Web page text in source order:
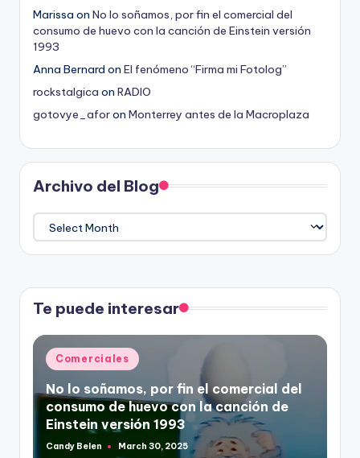
Marissa on No lo soñamos, por fin el comercial del
consumo de huevo con la canción de Einstein versión
1993
Anna Bernard on El fenómeno “Firma mi Fotolog”
rockstalgica on RADIO
gotovye_aforon Monterrey antes de la Macroplaza
Archivo del Blog
Archivo
del
Blog
Te puede interesar
Posted
in
Comerciales
No lo soñamos, por fin el comercial del
consumo de huevo con la canción de
Einstein versión 1993
Posted
Candy Belen March 30, 2025